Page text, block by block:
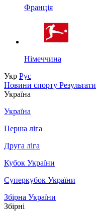
Франція
Німеччина
Укр Рус
Новини спорту Результати
Україна
Україна
Перша ліга
Друга ліга
Кубок України
Суперкубок України
Збірна України
Збірні